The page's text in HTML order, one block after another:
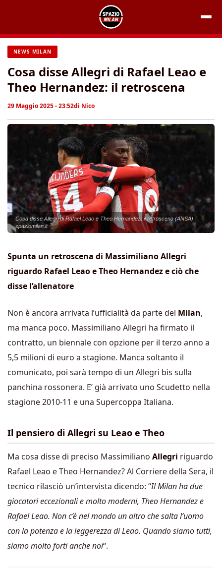
contenuto
NEWS MILAN
Cosa disse Allegri di Rafael Leao e
Theo Hernandez: il retroscena
29 Maggio 2025 - 23:52di Nico
Cosa disse Allegri di Rafael Leao e Theo Hernandez: il retroscena (ANSA)
spaziomilan.it
Spunta un retroscena di Massimiliano Allegri
riguardo Rafael Leao e Theo Hernandez e ciò che
disse l’allenatore
Non è ancora arrivata l’ufficialità da parte del Milan,
ma manca poco. Massimiliano Allegri ha firmato il
contratto, un biennale con opzione per il terzo anno a
5,5 milioni di euro a stagione. Manca soltanto il
comunicato, poi sarà tempo di un Allegri bis sulla
panchina rossonera. E’ già arrivato uno Scudetto nella
stagione 2010-11 e una Supercoppa Italiana.
Il pensiero di Allegri su Leao e Theo
Ma cosa disse di preciso Massimiliano Allegri riguardo
Rafael Leao e Theo Hernandez? Al Corriere della Sera, il
tecnico rilasciò un’intervista dicendo: “Il Milan ha due
giocatori eccezionali e molto moderni, Theo Hernandez e
Rafael Leao. Non c’è nel mondo un altro che salta l’uomo
con la potenza e la leggerezza di Leao. Quando siamo tutti,
siamo molto forti anche noi“.